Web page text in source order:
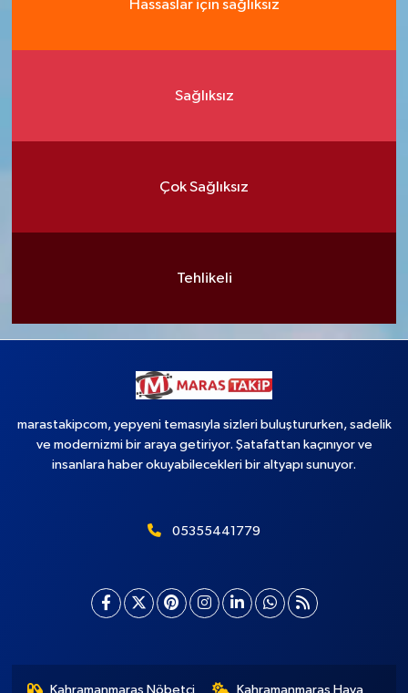
Hassaslar için sağlıksız
Sağlıksız
Çok Sağlıksız
Tehlikeli
marastakipcom, yepyeni temasıyla sizleri buluştururken, sadelik
ve modernizmi bir araya getiriyor. Şatafattan kaçınıyor ve
insanlara haber okuyabilecekleri bir altyapı sunuyor.
05355441779
Kahramanmaraş Nöbetçi Kahramanmaraş Hava